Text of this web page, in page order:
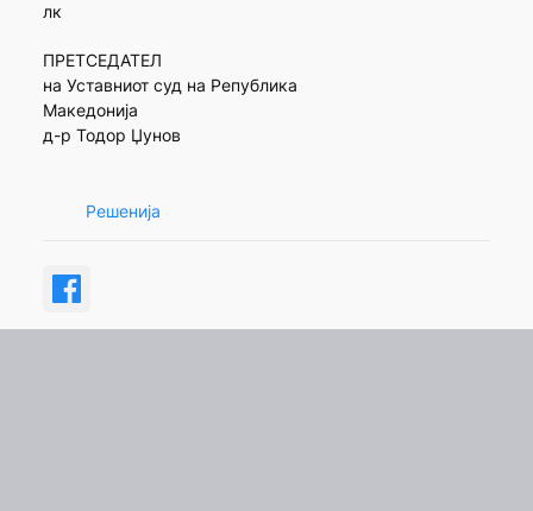
лк
ПРЕТСЕДАТЕЛ
на Уставниот суд на Република
Македонија
д-р Тодор Џунов
Решенија